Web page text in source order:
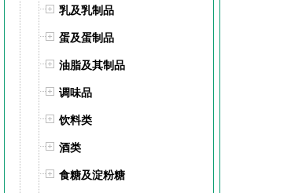
乳及乳制品
蛋及蛋制品
油脂及其制品
调味品
饮料类
酒类
食糖及淀粉糖